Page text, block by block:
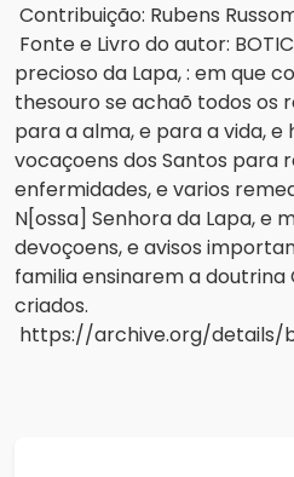
Contribuição: Rubens
Fonte e Livro do autor:
precioso da Lapa, : em que
thesouro se achaõ todos os
para a alma, e para a vida, e
vocaçoens dos Santos para
enfermidades, e varios
N[ossa] Senhora da Lapa, e
devoçoens, e avisos
familia ensinarem a doutrina
criados.
https://archive.org/details/